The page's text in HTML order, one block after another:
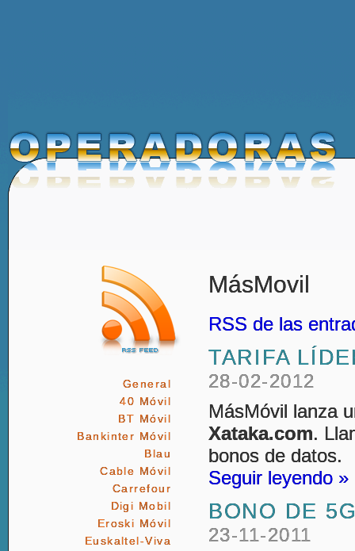
General
40 Móvil
BT Móvil
Bankinter Móvil
Blau
Cable Móvil
Carrefour
Digi Mobil
Eroski Móvil
Euskaltel-Viva
MásMovil
RSS de las
TARIFA
28-02-2012
MásMóvil lanza
Xataka.com.
bonos de datos.
Seguir leyendo »
BONO DE
23-11-2011